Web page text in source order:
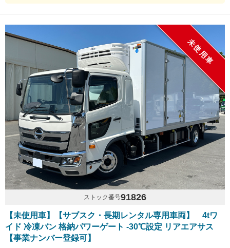
未使用車
ストック番号91826
【未使用車】【サブスク・長期レンタル専用車両】 4tワ
イド 冷凍バン 格納パワーゲート -30℃設定 リアエアサス
【事業ナンバー登録可】